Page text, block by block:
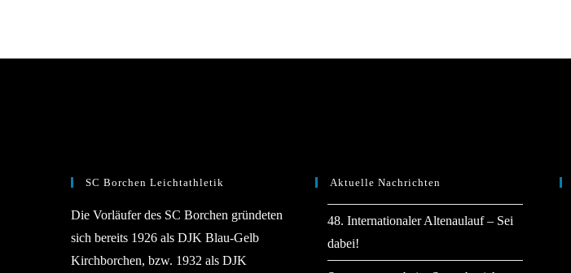
SC Borchen Leichtathletik
Die Vorläufer des SC Borchen gründeten
sich bereits 1926 als DJK Blau-Gelb
Kirchborchen, bzw. 1932 als DJK
Aktuelle Nachrichten
48. Internationaler Altenaulauf – Sei
dabei!